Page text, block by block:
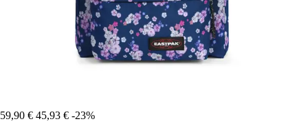
59,90 € 45,93 € -23%